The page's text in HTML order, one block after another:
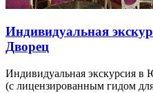
Индивидуальная
Дворец
Индивидуальная экскурсия
(с лицензированным гидом